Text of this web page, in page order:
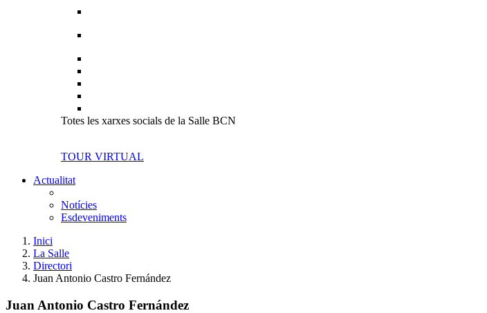
Totes les xarxes socials de la Salle BCN
TOUR VIRTUAL
Actualitat
Notícies
Esdeveniments
Inici
La Salle
Directori
Juan Antonio Castro Fernández
Juan Antonio Castro Fernández